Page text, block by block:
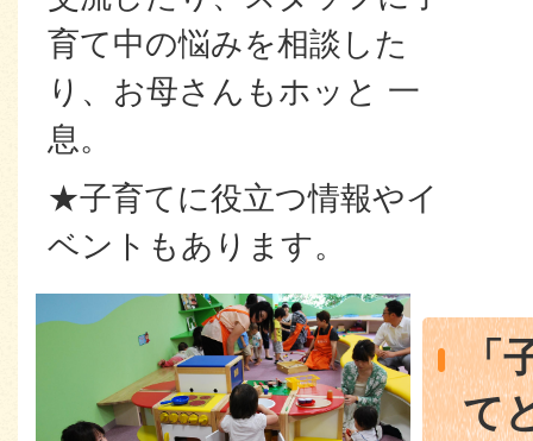
育て中の悩みを相談した
り、お母さんもホッと 一
息。
★子育てに役立つ情報やイ
ベントもあります。
「
て